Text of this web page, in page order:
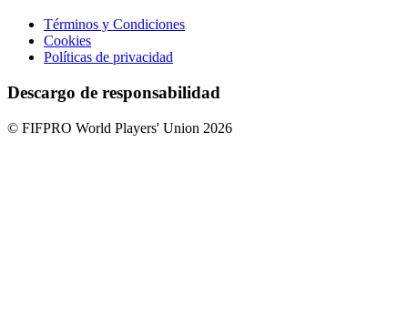
Términos y Condiciones
Cookies
Políticas de privacidad
Descargo de responsabilidad
© FIFPRO World Players' Union 2026